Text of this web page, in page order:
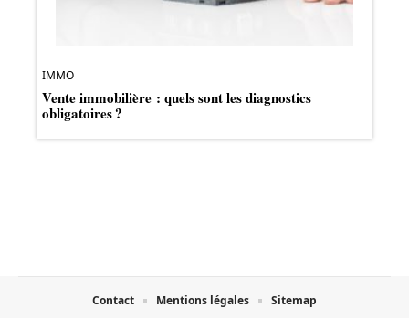
IMMO
Vente immobilière : quels sont les diagnostics
obligatoires ?
Contact Mentions légales Sitemap